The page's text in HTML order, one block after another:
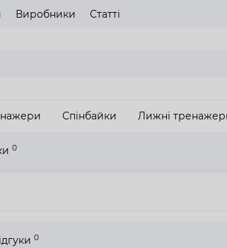
Виробники Статті
Спінбайки Лижні
0
0